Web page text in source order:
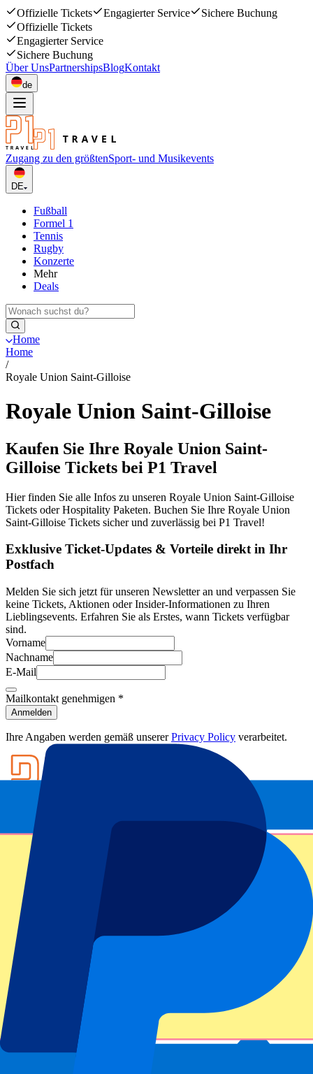
Offizielle Tickets Engagierter Service
Sichere Buchung
Offizielle Tickets
Engagierter Service
Sichere Buchung
Über UnsPartnershipsBlogKontakt
de
Zugang zu den größtenSport- und Musikevents
DE
Fußball
Formel 1
Tennis
Rugby
Konzerte
Mehr
Deals
Home
Home
/
Royale Union Saint-Gilloise
Royale Union Saint-Gilloise
Kaufen Sie Ihre Royale Union Saint-
Gilloise Tickets bei P1 Travel
Hier finden Sie alle Infos zu unseren Royale Union Saint-Gilloise
Tickets oder Hospitality Paketen. Buchen Sie Ihre Royale Union
Saint-Gilloise Tickets sicher und zuverlässig bei P1 Travel!
Exklusive Ticket-Updates & Vorteile direkt in Ihr
Postfach
Melden Sie sich jetzt für unseren Newsletter an und verpassen Sie
keine Tickets, Aktionen oder Insider-Informationen zu Ihren
Lieblingsevents. Erfahren Sie als Erstes, wann Tickets verfügbar
sind.
Vorname
Nachname
E-Mail
Mailkontakt genehmigen *
Anmelden
Ihre Angaben werden gemäß unsererPrivacy Policy verarbeitet.
Footer menu
Top-Klubs
Manchester United
Manchester City
FC Barcelona
AC Mailand
Beliebte Events
GP Spanien
GP Niederlande
GP Italien